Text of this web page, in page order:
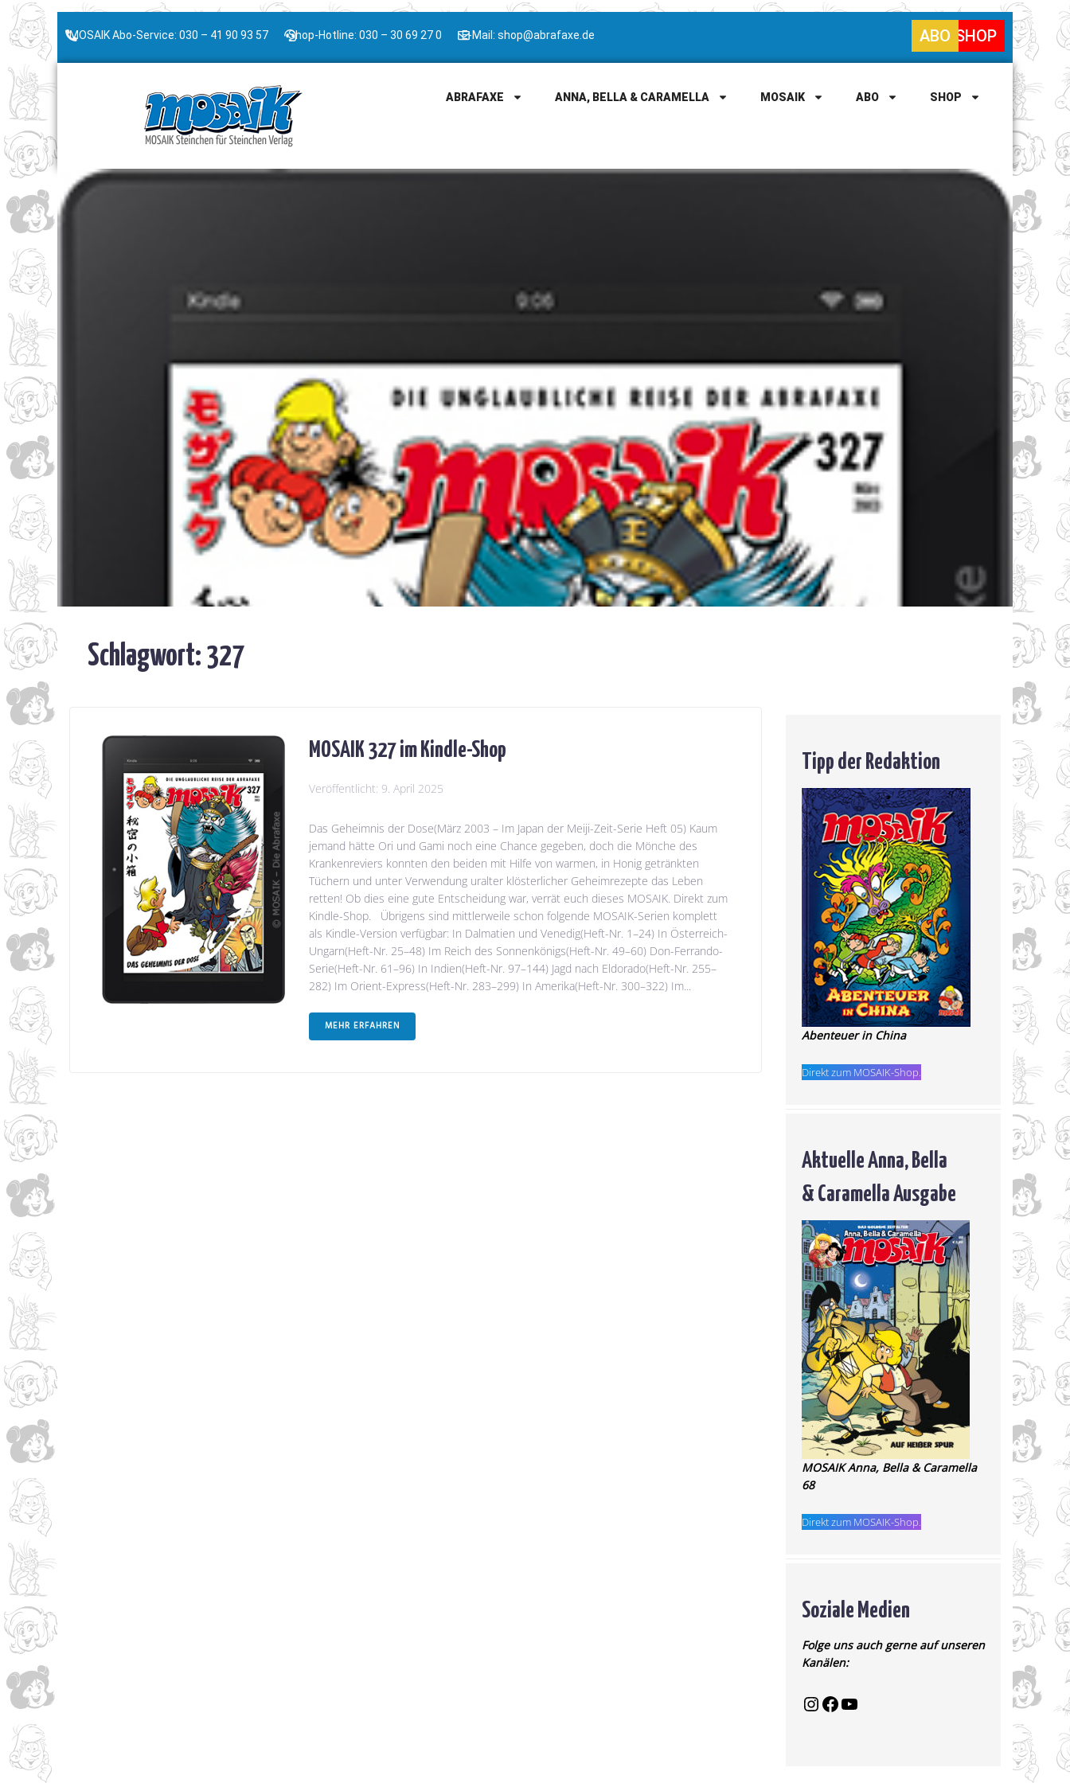
MOSAIK Abo-Service: 030 – 41 90 93 57 Shop-Hotline: 030 – 30 69 27 0 E-Mail: shop@abrafaxe.de SHOP
ABO
ABRAFAXE ANNA, BELLA & CARAMELLA MOSAIK ABO SHOP
Schlagwort:327
MOSAIK 327 im Kindle-Shop
Veröffentlicht: 9. April 2025
Das Geheimnis der Dose(März 2003 – Im Japan der Meiji-Zeit-Serie Heft 05) Kaum
jemand hätte Ori und Gami noch eine Chance gegeben, doch die Mönche des
Krankenreviers konnten den beiden mit Hilfe von warmen, in Honig getränkten
Tüchern und unter Verwendung uralter klösterlicher Geheimrezepte das Leben
retten! Ob dies eine gute Entscheidung war, verrät euch dieses MOSAIK. Direkt zum
Kindle-Shop. Übrigens sind mittlerweile schon folgende MOSAIK-Serien komplett
als Kindle-Version verfügbar: In Dalmatien und Venedig(Heft-Nr. 1–24) In Österreich-
Ungarn(Heft-Nr. 25–48) Im Reich des Sonnenkönigs(Heft-Nr. 49–60) Don-Ferrando-
Serie(Heft-Nr. 61–96) In Indien(Heft-Nr. 97–144) Jagd nach Eldorado(Heft-Nr. 255–
282) Im Orient-Express(Heft-Nr. 283–299) In Amerika(Heft-Nr. 300–322) Im...
MEHR ERFAHREN
Tipp der Redaktion
Abenteuer in China
Direkt zum MOSAIK-Shop.
Aktuelle Anna, Bella
& Caramella Ausgabe
MOSAIK Anna, Bella & Caramella
68
Direkt zum MOSAIK-Shop.
Soziale Medien
Folge uns auch gerne auf unseren
Kanälen: